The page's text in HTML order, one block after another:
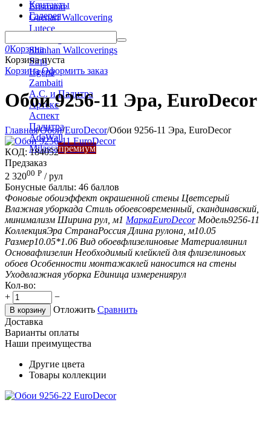
Erismann
Gaenari Wallcovering
Lutece
Shinhan Wallcoverings
Sirpi
Ugepa
Zambaiti
А.С. и Палитра
Артекс
Аспект
Палитра
AdaWall
Milassaпремиум
Контакты
Галерея
0Корзина
Корзина пуста
Корзина Оформить заказ
Обои 9256-11 Эра, EuroDecor
Главная/Обои/EuroDecor/Обои 9256-11 Эра, EuroDecor
КОД: 184052
Предзаказ
2 32000 Р / рул
Бонусные баллы: 46 баллов
Фоновые обоиэффект окрашенной стены Цветсерый
Влажная уборкада Стиль обоевсовременный, скандинавский,
минимализм Ширина рул, м1 МаркаEuroDecor Модель9256-11
КоллекцияЭра СтранаРоссия Длина рулона, м10.05
Размер10.05*1.06 Вид обоевфлизелиновые Материалвинил
Основафлизелин Необходимый клейклей для флизелиновых
обоев Особенности монтажаклей наносится на стены
Уходвлажная уборка Единица измерениярул
Кол-во:
+
−
В корзину Отложить Сравнить
Доставка
Варианты оплаты
Наши преимущества
Другие цвета
Товары коллекции